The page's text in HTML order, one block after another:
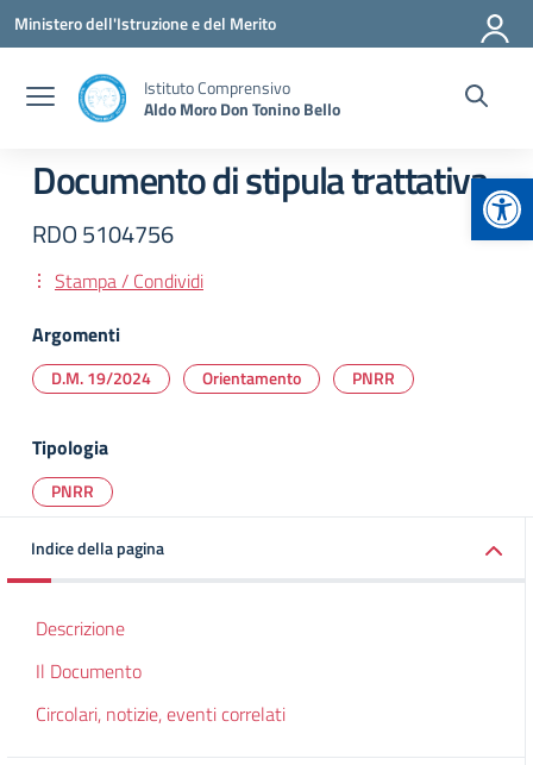
Vai ai contenuti
Vai al menu di navigazione
Vai al footer
Ministero dell'Istruzione e del Merito
Istituto Comprensivo
Aldo Moro Don Tonino Bello
Documento di stipula trattativa
RDO 5104756
Stampa / Condividi
Argomenti
D.M. 19/2024 Orientamento PNRR
Tipologia
PNRR
Indice della pagina
Descrizione
Il Documento
Circolari, notizie, eventi correlati